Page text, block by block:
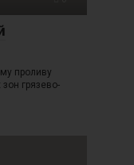
проливу
грязево-